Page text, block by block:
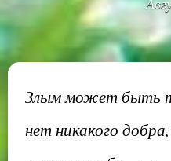
Злым может быть
нет никакого